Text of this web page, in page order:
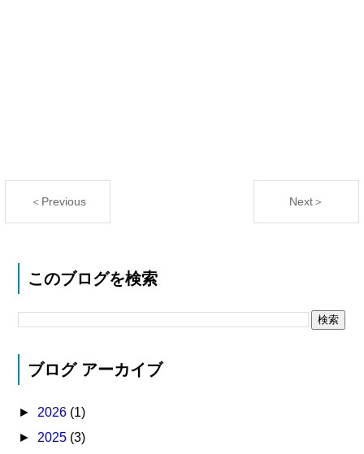
＜Previous Next＞
このブログを検索
ブログ アーカイブ
► 2026 (1)
► 2025 (3)